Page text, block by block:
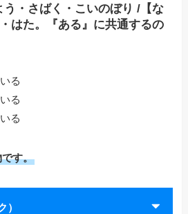
う・さばく・こいのぼり /【な
はた。『ある』に共通するの
る
る
る
す。
）